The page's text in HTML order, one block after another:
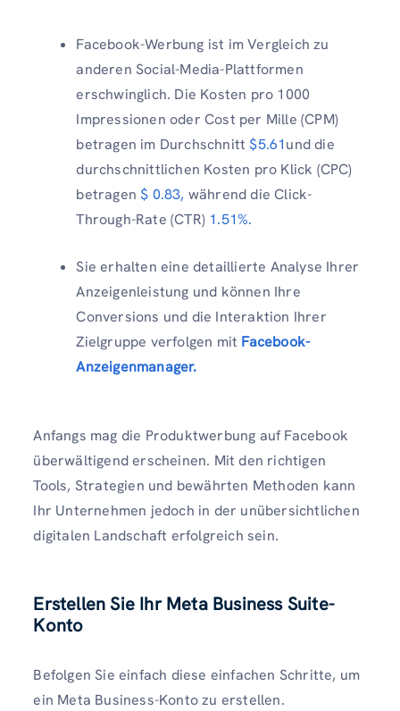
Facebook-Werbung ist im Vergleich zu
anderen Social-Media-Plattformen
erschwinglich. Die Kosten pro 1000
Impressionen oder Cost per Mille (CPM)
betragen im Durchschnitt $5.61und die
durchschnittlichen Kosten pro Klick (CPC)
betragen$ 0.83, während die Click-
Through-Rate (CTR) 1.51%.
Sie erhalten eine detaillierte Analyse Ihrer
Anzeigenleistung und können Ihre
Conversions und die Interaktion Ihrer
Zielgruppe verfolgen mit Facebook-
Anzeigenmanager.
Anfangs mag die Produktwerbung auf Facebook
überwältigend erscheinen. Mit den richtigen
Tools, Strategien und bewährten Methoden kann
Ihr Unternehmen jedoch in der unübersichtlichen
digitalen Landschaft erfolgreich sein.
Erstellen Sie Ihr Meta Business Suite-
Konto
Befolgen Sie einfach diese einfachen Schritte, um
ein Meta Business-Konto zu erstellen.